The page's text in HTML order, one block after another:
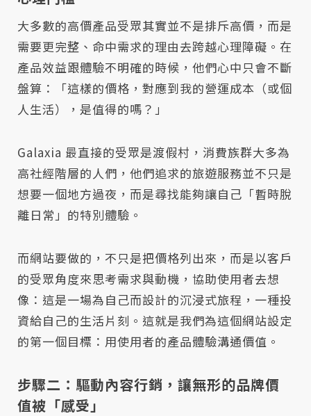
大多數的高價產品受眾其實並不是排斥高價，而是
需要更完整、命中需求的理由去跨越心理障礙。在
產品效益跟體驗不明確的時候，他們心中只會不斷
盤算：「這樣的價格，對應到我的營運成本（或個
人生活），是值得的嗎？」
Galaxia 最直接的受眾是渡假村，消費族群大多為
高社經階層的人們，他們追求的旅遊服務並不只是
想要一個地方過夜，而是尋找能夠讓自己「暫時脫
離日常」的特別體驗。
而網站要做的，不只是把價格列出來，而是以客戶
的受眾角度來思考需求與動機，協助使用者去想
像：這是一場為自己而設計的沉浸式旅程，一種投
資給自己的生活片刻。這就是我們為這個網站設定
的第一個目標：用使用者的產品體驗溝通價值。
步驟二：驅動內容行銷，讓無形的品牌價
值被「感受」